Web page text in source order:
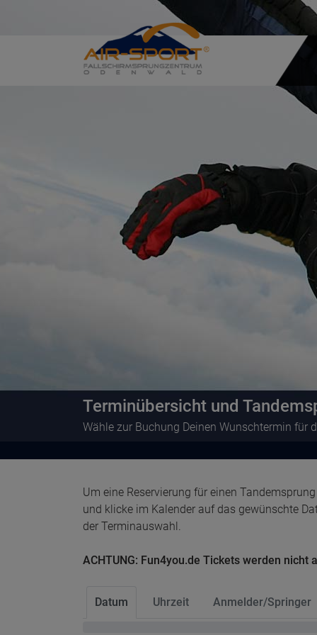
Terminübersicht und
Wähle zur Buchung Deinen Wunschtermin für
Um eine Reservierung für einen
und klicke im Kalender auf das gewünschte
der Terminauswahl.
ACHTUNG: Fun4you.de Tickets werden nicht
Datum Uhrzeit Anmelder/Springer